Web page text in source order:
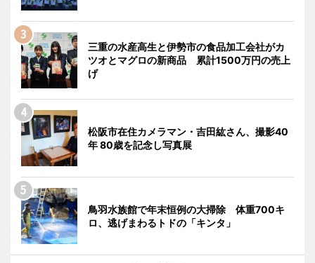
三重の水産高生と伊勢市の食品加工会社がカ
ツオとマグロの新商品 累計1500万円の売上
げ
松阪市在住カメラマン・吉田紘さん、撮影40
年 80歳を記念し写真展
鳥羽水族館で年末恒例の大掃除 体重700キ
ロ、逃げまわるトドの「キンタ」